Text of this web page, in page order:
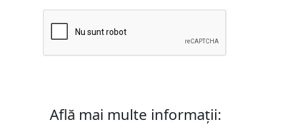
Află mai multe informații: